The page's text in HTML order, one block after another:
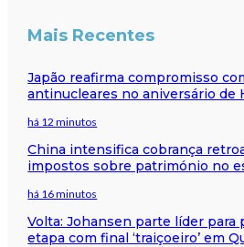
Mais Recentes
Japão reafirma compromisso
antinucleares no aniversário de
há 12 minutos
China intensifica cobrança
impostos sobre património no
há 16 minutos
Volta: Johansen parte líder para
etapa com final ‘traiçoeiro’ em